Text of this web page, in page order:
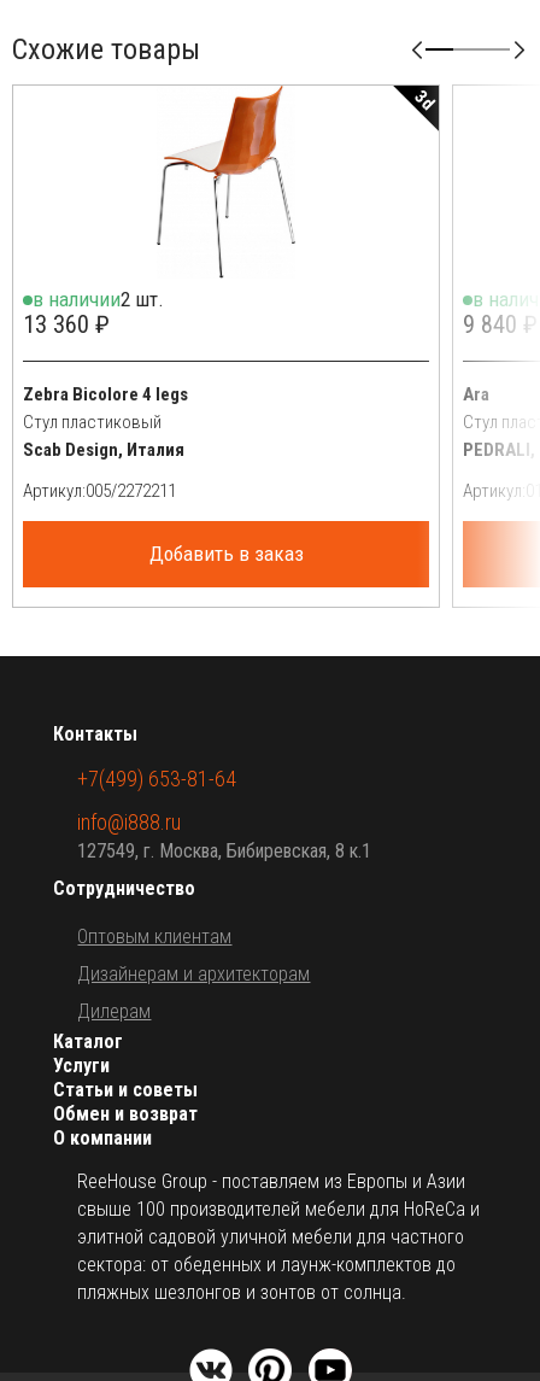
Схожие товары
3d
в наличии2 шт.
13 360 ₽
Zebra Bicolore 4 legs
Стул пластиковый
Scab Design, Италия
Артикул:
Добавить в заказ
в
9 840 ₽
Ara
Стул
Артикул:
О компании
ReeHouse Group - поставляем из Европы и Азии
свыше 100 производителей мебели для HoReCa и
элитной садовой уличной мебели для частного
сектора: от обеденных и лаунж-комплектов до
пляжных шезлонгов и зонтов от солнца.
Каталог
Услуги
Статьи и советы
Обмен и возврат
Сотрудничество
Оптовым клиентам
Дизайнерам и архитекторам
Дилерам
Контакты
+7(499) 653-81-64
info@i888.ru
127549, г. Москва, Бибиревская, 8 к.1